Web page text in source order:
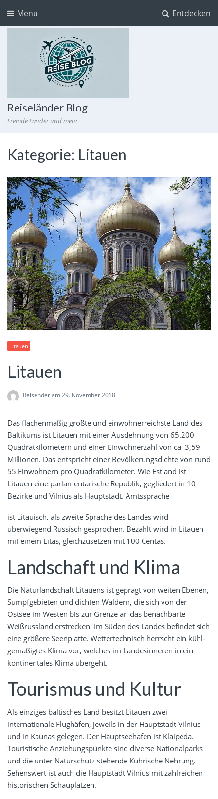
Entdecken
Menu
Reiseländer Blog
Fremde Länder und mehr
Kategorie: Litauen
Litauen
Litauen
Reisenderam 29. November 2018
Das flächenmäßig größte und einwohnerreichste Land des
Baltikums ist Litauen mit einer Ausdehnung von 65.200
Quadratkilometern und einer Einwohnerzahl von ca. 3,59
Millionen. Das entspricht einer Bevölkerungsdichte von rund
55 Einwohnern pro Quadratkilometer. Wie Estland ist
Litauen eine parlamentarische Republik, gegliedert in 10
Bezirke und Vilnius als Hauptstadt. Amtssprache
ist Litauisch, als zweite Sprache des Landes wird
überwiegend Russisch gesprochen. Bezahlt wird in Litauen
mit einem Litas, gleichzusetzen mit 100 Centas.
Landschaft und Klima
Die Naturlandschaft Litauens ist geprägt von weiten Ebenen,
Sumpfgebieten und dichten Wäldern, die sich von der
Ostsee im Westen bis zur Grenze an das benachbarte
Weißrussland erstrecken. Im Süden des Landes befindet sich
eine größere Seenplatte. Wettertechnisch herrscht ein kühl-
gemäßigtes Klima vor, welches im Landesinneren in ein
kontinentales Klima übergeht.
Tourismus und Kultur
Als einziges baltisches Land besitzt Litauen zwei
internationale Flughäfen, jeweils in der Hauptstadt Vilnius
und in Kaunas gelegen. Der Hauptseehafen ist Klaipeda.
Touristische Anziehungspunkte sind diverse Nationalparks
und die unter Naturschutz stehende Kuhrische Nehrung.
Sehenswert ist auch die Hauptstadt Vilnius mit zahlreichen
historischen Schauplätzen.